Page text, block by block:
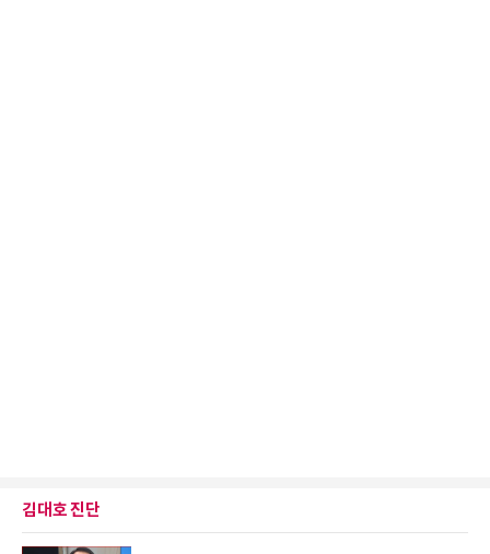
김대호 진단